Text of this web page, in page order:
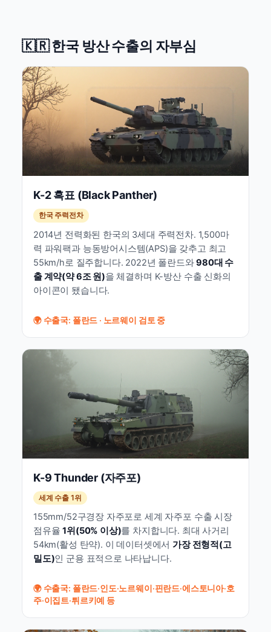
🇰🇷 한국 방산 수출의 자부심
K-2 흑표 (Black Panther)
한국 주력전차
2014년 전력화된 한국의 3세대 주력전차. 1,500마
력 파워팩과 능동방어시스템(APS)을 갖추고 최고
55km/h로 질주합니다. 2022년 폴란드와980대 수
출 계약(약 6조 원)을 체결하며 K-방산 수출 신화의
아이콘이 됐습니다.
🌍 수출국: 폴란드 · 노르웨이 검토 중
K-9 Thunder (자주포)
세계 수출 1위
155mm/52구경장 자주포로 세계 자주포 수출 시장
점유율1위(50% 이상)를 차지합니다. 최대 사거리
54km(활성 탄약). 이 데이터셋에서 가장 전형적(고
밀도)인 군용 표적으로 나타납니다.
🌍 수출국: 폴란드·인도·노르웨이·핀란드·에스토니아·호
주·이집트·튀르키예 등